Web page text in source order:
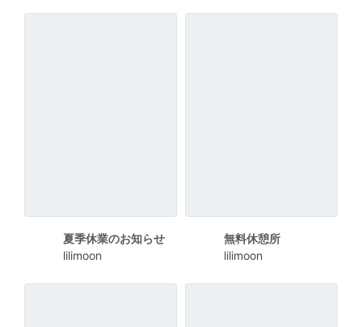
夏季休業のお知らせ
lilimoon
無料休憩所
lilimoon